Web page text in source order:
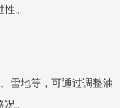
。
雪地等，可通过调整油
。